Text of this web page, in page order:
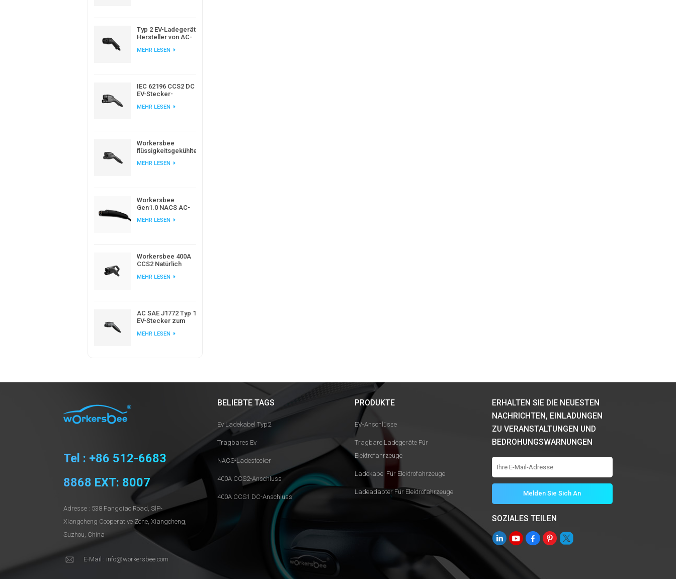
Typ 2 EV-Ladegerät
Hersteller von AC-
europäischem
MEHR LESEN
IEC 62196 CCS2 DC
EV-Stecker-
Ladestation
MEHR LESEN
Workersbee
flüssigkeitsgekühlter
Gleichstromstecker
Elektrofahrzeugen
MEHR LESEN
Workersbee
Gen1.0 NACS AC-
das Laden von
MEHR LESEN
Workersbee 400A
CCS2 Natürlich
Anschluss für
MEHR LESEN
AC SAE J1772 Typ 1
EV-Stecker zum
Elektroautos
MEHR LESEN
Tel : +86 512-6683
8868 EXT: 8007
Adresse : 538 Fangqiao Road, SlP-
Xiangcheng Cooperative Zone, Xiangcheng,
Suzhou, China
E-Mail : info@workersbee.com
BELIEBTE TAGS
Ev Ladekabel Typ2
Tragbares Ev
NACS-Ladestecker
400A CCS2-Anschluss
400A CCS1 DC-Anschluss
PRODUKTE
EV-Anschlüsse
Tragbare Ladegeräte Für
Elektrofahrzeuge
Ladekabel Für Elektrofahrzeuge
Ladeadapter Für Elektrofahrzeuge
ERHALTEN SIE DIE NEUESTEN
NACHRICHTEN, EINLADUNGEN
ZU VERANSTALTUNGEN UND
BEDROHUNGSWARNUNGEN
SOZIALES TEILEN